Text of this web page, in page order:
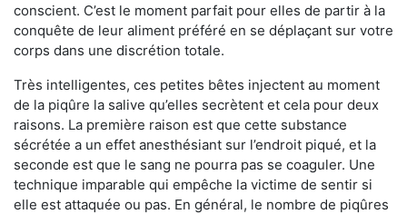
conscient. C’est le moment parfait pour elles de partir à la
conquête de leur aliment préféré en se déplaçant sur votre
corps dans une discrétion totale.
Très intelligentes, ces petites bêtes injectent au moment
de la piqûre la salive qu’elles secrètent et cela pour deux
raisons. La première raison est que cette substance
sécrétée a un effet anesthésiant sur l’endroit piqué, et la
seconde est que le sang ne pourra pas se coaguler. Une
technique imparable qui empêche la victime de sentir si
elle est attaquée ou pas. En général, le nombre de piqûres